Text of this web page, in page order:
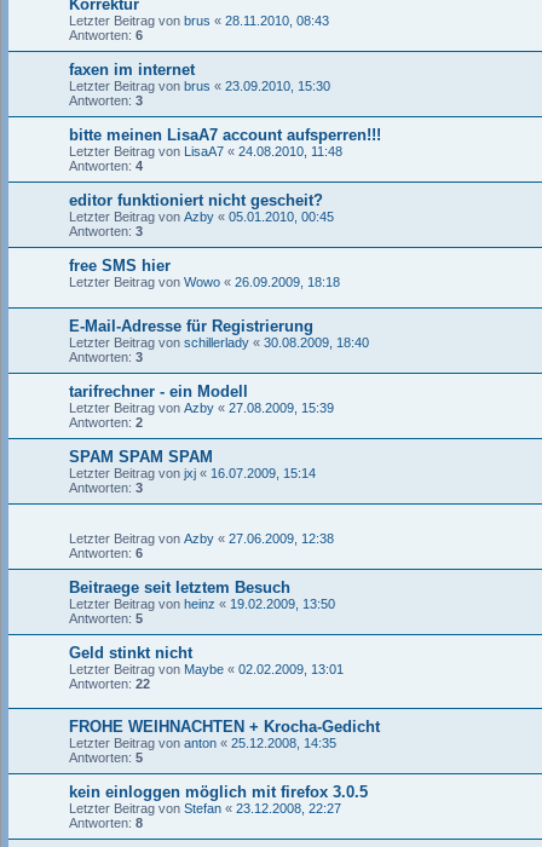
Korrektur
Letzter Beitrag von brus « 28.11.2010, 08:43
Antworten: 6
faxen im internet
Letzter Beitrag von brus « 23.09.2010, 15:30
Antworten: 3
bitte meinen LisaA7 account aufsperren!!!
Letzter Beitrag von LisaA7 « 24.08.2010, 11:48
Antworten: 4
editor funktioniert nicht gescheit?
Letzter Beitrag von Azby « 05.01.2010, 00:45
Antworten: 3
free SMS hier
Letzter Beitrag von Wowo « 26.09.2009, 18:18
E-Mail-Adresse für Registrierung
Letzter Beitrag von schillerlady « 30.08.2009, 18:40
Antworten: 3
tarifrechner - ein Modell
Letzter Beitrag von Azby « 27.08.2009, 15:39
Antworten: 2
SPAM SPAM SPAM
Letzter Beitrag von jxj « 16.07.2009, 15:14
Antworten: 3
Letzter Beitrag von Azby « 27.06.2009, 12:38
Antworten: 6
Beitraege seit letztem Besuch
Letzter Beitrag von heinz « 19.02.2009, 13:50
Antworten: 5
Geld stinkt nicht
Letzter Beitrag von Maybe « 02.02.2009, 13:01
Antworten: 22
FROHE WEIHNACHTEN + Krocha-Gedicht
Letzter Beitrag von anton « 25.12.2008, 14:35
Antworten: 5
kein einloggen möglich mit firefox 3.0.5
Letzter Beitrag von Stefan « 23.12.2008, 22:27
Antworten: 8